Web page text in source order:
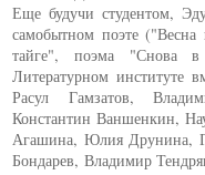
Еще будучи студентом,
самобытном поэте
тайге", поэма "Снова
Литературном институте
Расул Гамзатов,
Константин Ваншенкин,
Агашина, Юлия Друнина,
Бондарев, Владимир